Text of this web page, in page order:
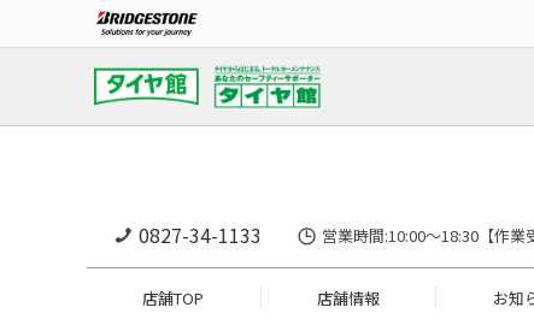
0827-34-1133 営業時間:10:00〜18:30【作
店舗TOP 店舗情報 お知